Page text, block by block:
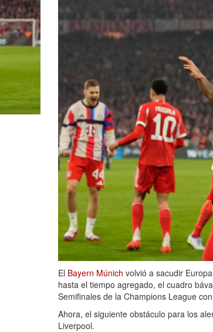
El Bayern Múnich volvió a sacudir
hasta el tiempo agregado, el cuadro
Semifinales de la Champions League
Ahora, el siguiente obstáculo para los
Liverpool.